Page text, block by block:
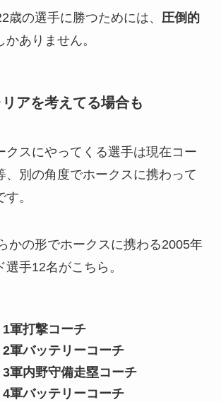
歳の選手に勝つためには、 圧倒的
かありません。
アを考えてる場合も
クスにやってくる選手は現在コー
、別の角度でホークスに携わって
。
かの形でホークスに携わる2005年
選手12名がこちら。
軍打撃コーチ
軍バッテリーコーチ
軍内野守備走塁コーチ
軍バッテリーコーチ